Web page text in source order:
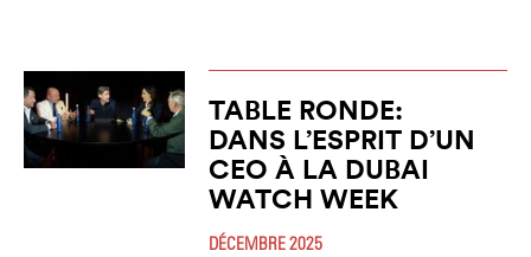
TABLE RONDE:
DANS L’ESPRIT D’UN
CEO À LA DUBAI
WATCH WEEK
DÉCEMBRE 2025